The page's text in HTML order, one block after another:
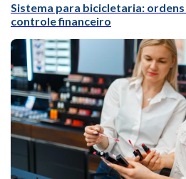
Sistema para bicicletaria:
controle financeiro